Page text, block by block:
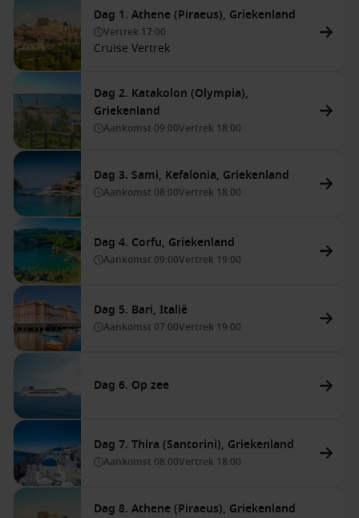
Dag 1. Athene (Piraeus), Griekenland
Vertrek 17:00
Cruise Vertrek
Dag 2. Katakolon (Olympia),
Griekenland
Aankomst 09:00Vertrek 18:00
Dag 3. Sami, Kefalonia, Griekenland
Aankomst 08:00Vertrek 18:00
Dag 4. Corfu, Griekenland
Aankomst 09:00Vertrek 19:00
Dag 5. Bari, Italië
Aankomst 07:00Vertrek 19:00
Dag 6. Op zee
Dag 7. Thira (Santorini), Griekenland
Aankomst 08:00Vertrek 18:00
Dag 8. Athene (Piraeus), Griekenland